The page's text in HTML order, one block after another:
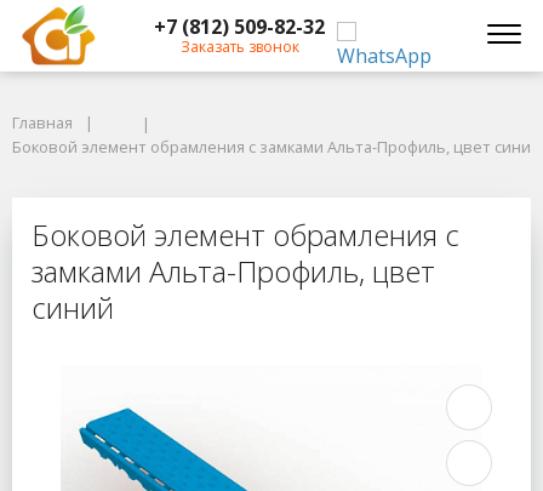
+7 (812) 509-82-32
Заказать звонок
Боковой элемент обрамления с замками Альта-Профиль, цвет синий
Боковой элемент обрамления с
Главная
Боковой элемент обрамления с замками Альта-Профиль, цвет синий
Боковой элемент обрамления с
замками Альта-Профиль, цвет
синий